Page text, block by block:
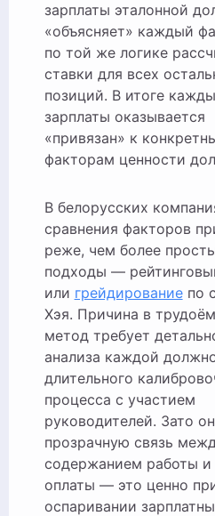
зарплаты эталонной
«объясняет» каждый
по той же логике
ставки для всех
позиций. В итоге
зарплаты оказывается
«привязан» к
факторам ценности
В белорусских
сравнения факторов
реже, чем более
подходы —
или грейдированиепо
Хэя. Причина в
метод требует
анализа каждой
длительного
процесса с участием
руководителей. Зато
прозрачную связь
содержанием работы
оплаты — это ценно
оспаривании